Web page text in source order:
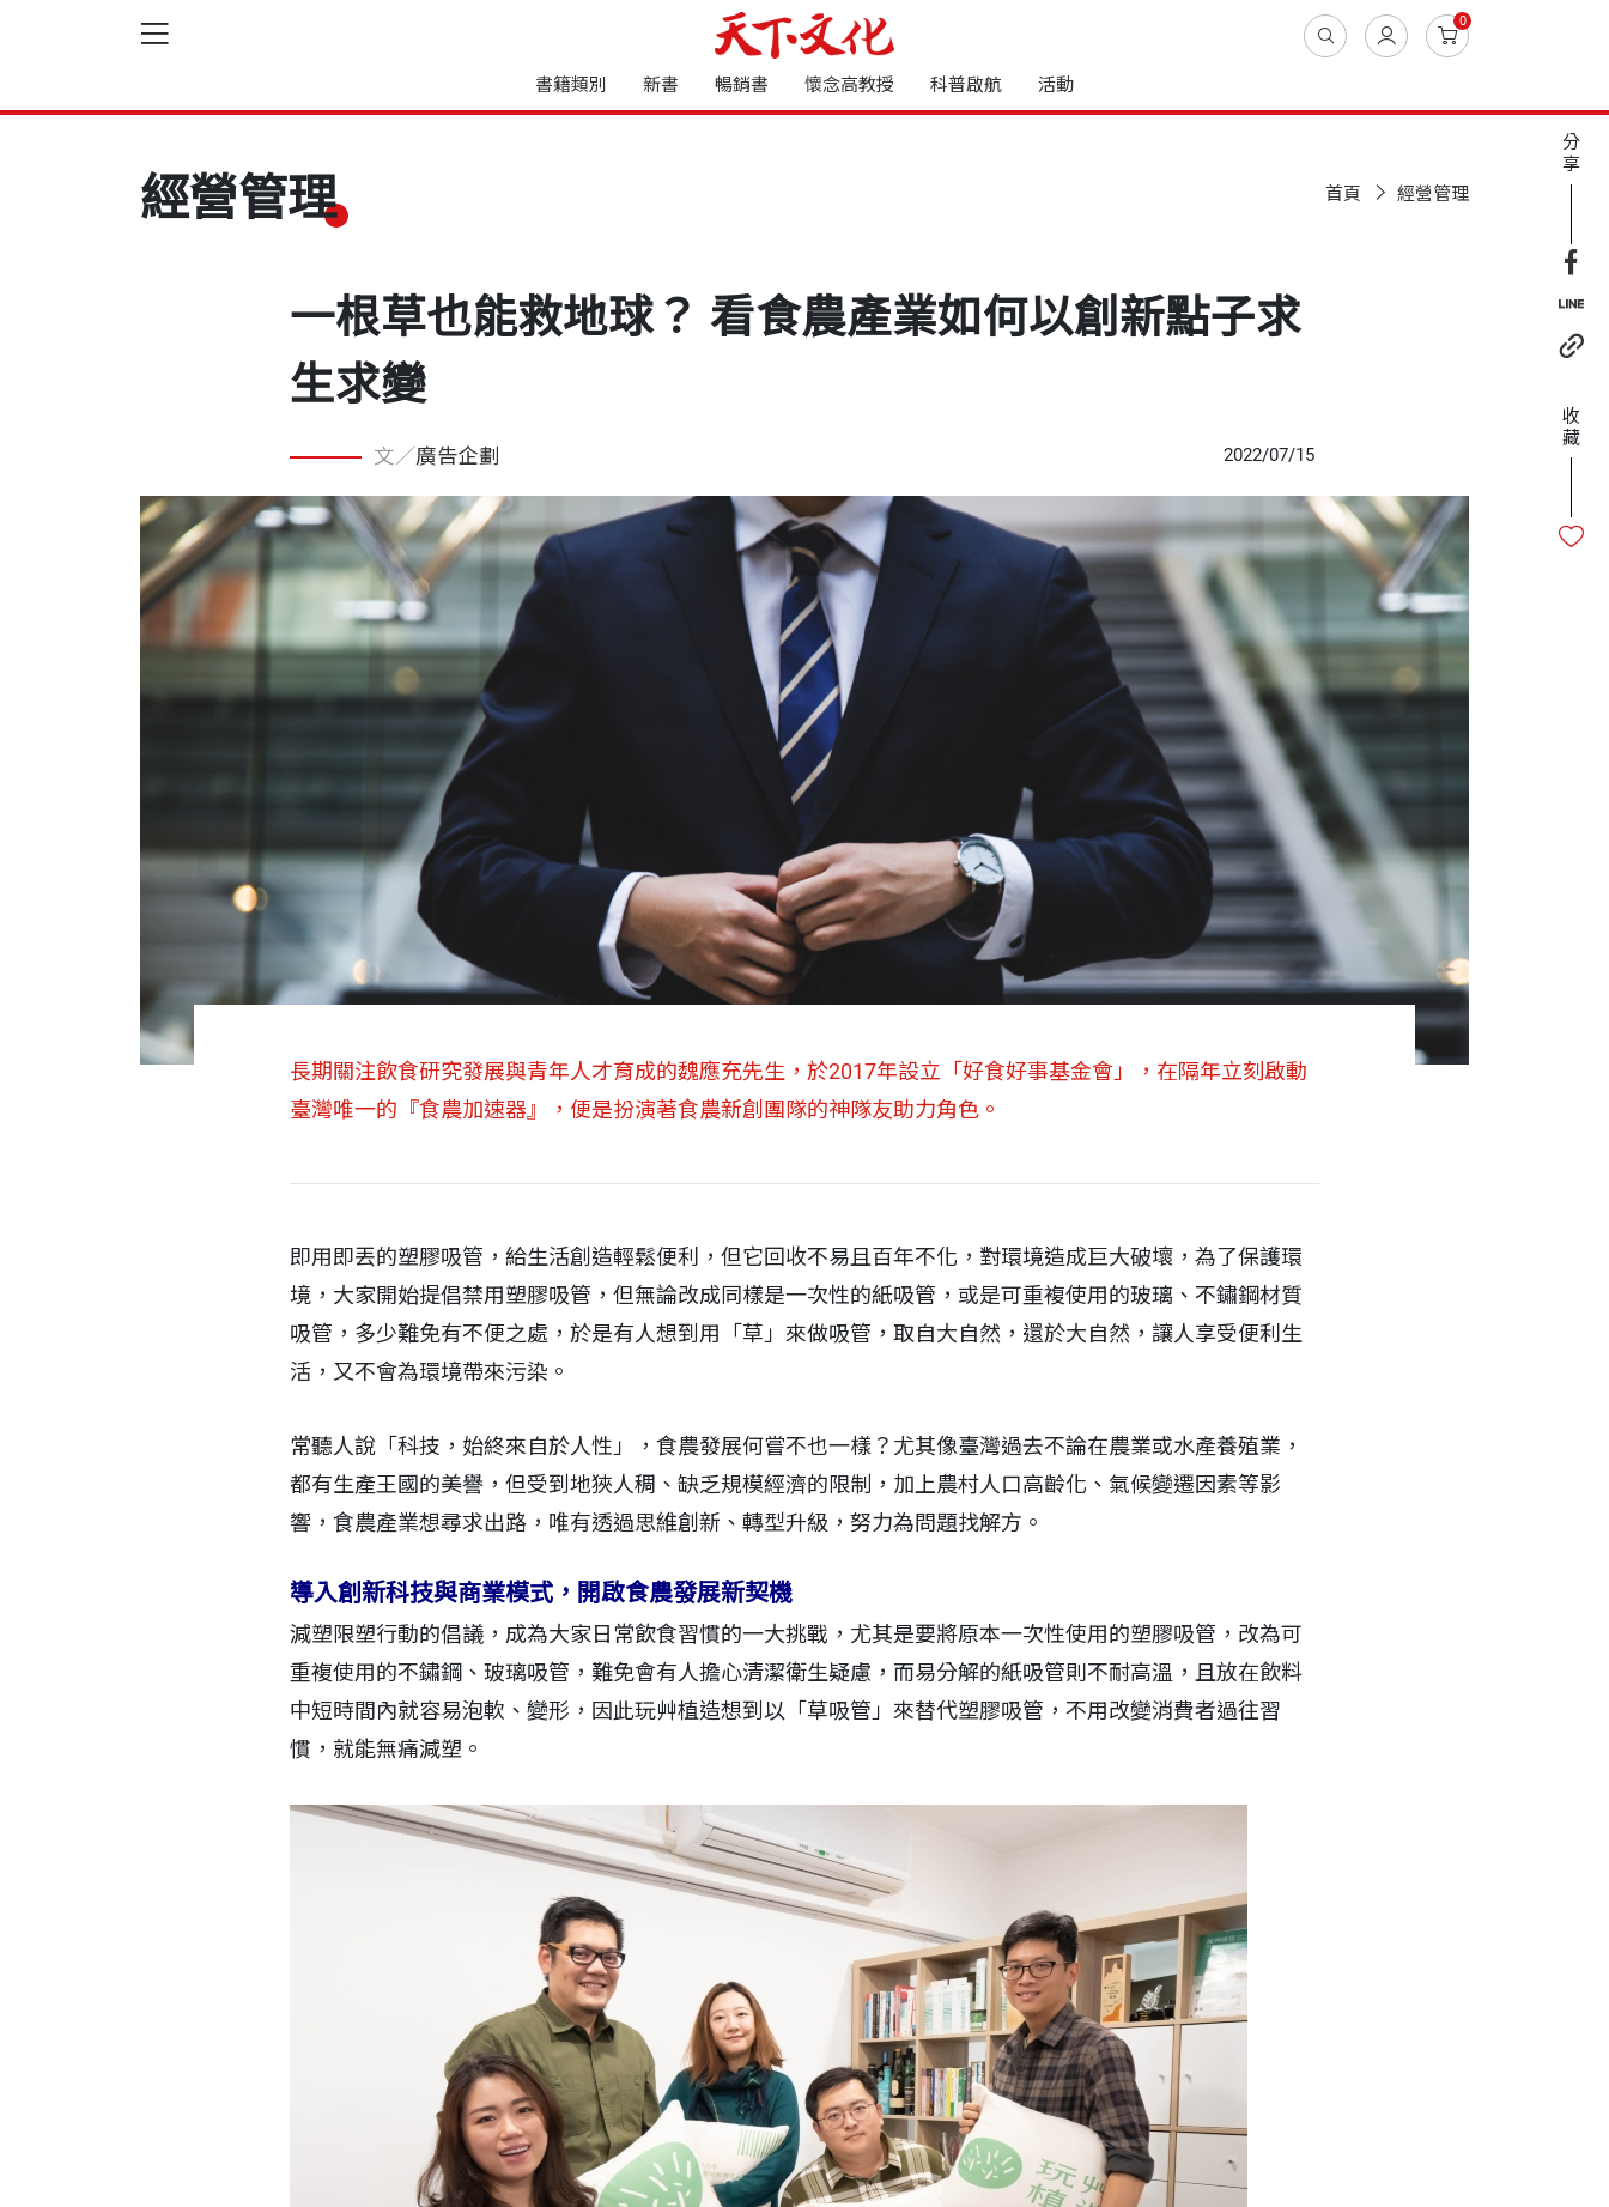
0
書籍類別 新書 暢銷書 懷念高教授 科普啟航 活動
經營管理 首頁 經營管理
一根草也能救地球？ 看食農產業如何以創新點子求
生求變
文／廣告企劃 2022/07/15
長期關注飲食研究發展與青年人才育成的魏應充先生，於2017年設立「好食好事基金會」，在隔年立刻啟動
臺灣唯一的『食農加速器』，便是扮演著食農新創團隊的神隊友助力角色。
即用即丟的塑膠吸管，給生活創造輕鬆便利，但它回收不易且百年不化，對環境造成巨大破壞，為了保護環
境，大家開始提倡禁用塑膠吸管，但無論改成同樣是一次性的紙吸管，或是可重複使用的玻璃、不鏽鋼材質
吸管，多少難免有不便之處，於是有人想到用「草」來做吸管，取自大自然，還於大自然，讓人享受便利生
活，又不會為環境帶來污染。
常聽人說「科技，始終來自於人性」，食農發展何嘗不也一樣？尤其像臺灣過去不論在農業或水產養殖業，
都有生產王國的美譽，但受到地狹人稠、缺乏規模經濟的限制，加上農村人口高齡化、氣候變遷因素等影
響，食農產業想尋求出路，唯有透過思維創新、轉型升級，努力為問題找解方。
導入創新科技與商業模式，開啟食農發展新契機
減塑限塑行動的倡議，成為大家日常飲食習慣的一大挑戰，尤其是要將原本一次性使用的塑膠吸管，改為可
重複使用的不鏽鋼、玻璃吸管，難免會有人擔心清潔衛生疑慮，而易分解的紙吸管則不耐高溫，且放在飲料
中短時間內就容易泡軟、變形，因此玩艸植造想到以「草吸管」來替代塑膠吸管，不用改變消費者過往習
慣，就能無痛減塑。
分
享
收
藏